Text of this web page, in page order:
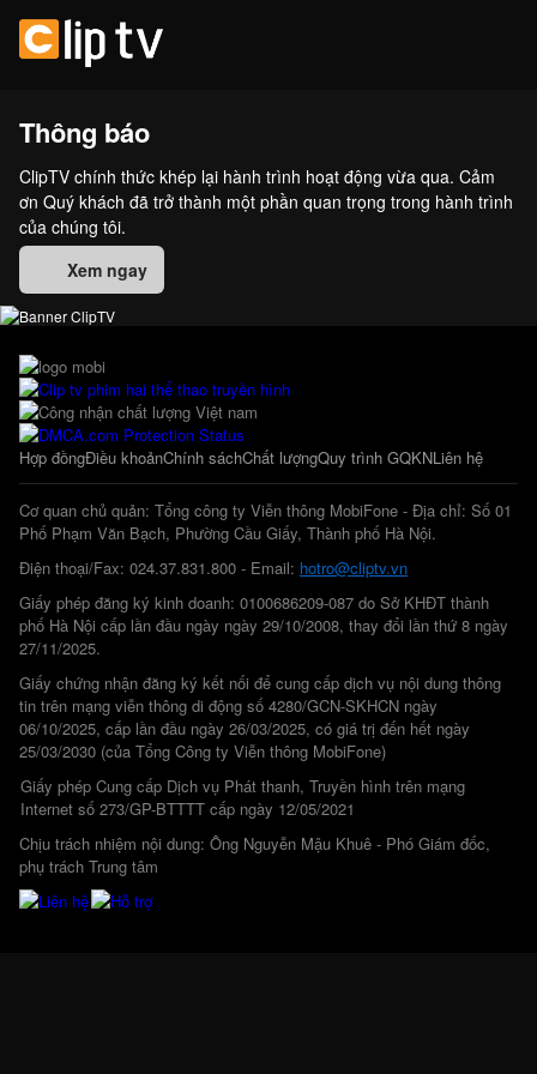
Thông báo
ClipTV chính thức khép lại hành trình hoạt động vừa qua. Cảm
ơn Quý khách đã trở thành một phần quan trọng trong hành trình
của chúng tôi.
Xem ngay
Hợp đồngĐiều khoảnChính sáchChất lượngQuy trình GQKNLiên hệ
Cơ quan chủ quản: Tổng công ty Viễn thông MobiFone - Địa chỉ: Số 01
Phố Phạm Văn Bạch, Phường Cầu Giấy, Thành phố Hà Nội.
Điện thoại/Fax: 024.37.831.800 - Email: hotro@cliptv.vn
Giấy phép đăng ký kinh doanh: 0100686209-087 do Sở KHĐT thành
phố Hà Nội cấp lần đầu ngày ngày 29/10/2008, thay đổi lần thứ 8 ngày
27/11/2025.
Giấy chứng nhận đăng ký kết nối để cung cấp dịch vụ nội dung thông
tin trên mạng viễn thông di động số 4280/GCN-SKHCN ngày
06/10/2025, cấp lần đầu ngày 26/03/2025, có giá trị đến hết ngày
25/03/2030 (của Tổng Công ty Viễn thông MobiFone)
Giấy phép Cung cấp Dịch vụ Phát thanh, Truyền hình trên mạng
Internet số 273/GP-BTTTT cấp ngày 12/05/2021
Chịu trách nhiệm nội dung: Ông Nguyễn Mậu Khuê - Phó Giám đốc,
phụ trách Trung tâm